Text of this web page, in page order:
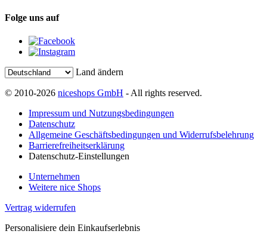
Folge uns auf
Land ändern
© 2010-2026 niceshops GmbH - All rights reserved.
Impressum und Nutzungsbedingungen
Datenschutz
Allgemeine Geschäftsbedingungen und Widerrufsbelehrung
Barrierefreiheitserklärung
Datenschutz-Einstellungen
Unternehmen
Weitere nice Shops
Vertrag widerrufen
Personalisiere dein Einkaufserlebnis